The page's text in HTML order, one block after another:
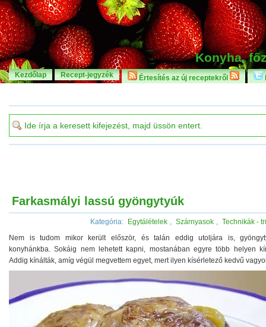
Konyha,
Kezdőlap Recept-jegyzék Értesítés az új receptekről
Farkasmályi lassú gyöngytyúk
Kategória: Egytálételek , Szárnyasok , Technikák -
Nem is tudom mikor került először, és talán eddig utoljára is,
konyhánkba. Sokáig nem lehetett kapni, mostanában egyre több helyen
Addig kínálták, amíg végül megvettem egyet, mert ilyen kísérletező kedvű